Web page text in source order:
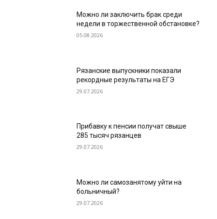
Можно ли заключить брак среди
недели в торжественной обстановке?
05.08.2026
Рязанские выпускники показали
рекордные результаты на ЕГЭ
29.07.2026
Прибавку к пенсии получат свыше
285 тысяч рязанцев
29.07.2026
Можно ли самозанятому уйти на
больничный?
29.07.2026